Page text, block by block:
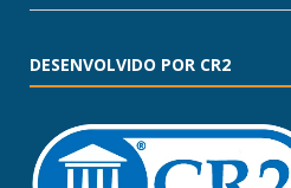
DESENVOLVIDO POR CR2